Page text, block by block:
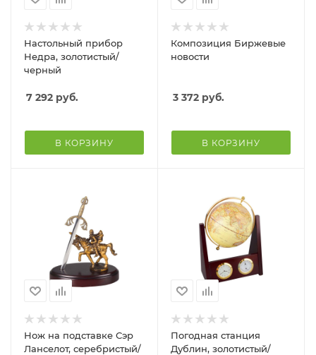
Настольный прибор
Недра, золотистый/
черный
7 292 руб.
В КОРЗИНУ
Композиция Биржевые
новости
3 372 руб.
В КОРЗИНУ
Нож на подставке Сэр
Ланселот, серебристый/
Погодная станция
Дублин, золотистый/